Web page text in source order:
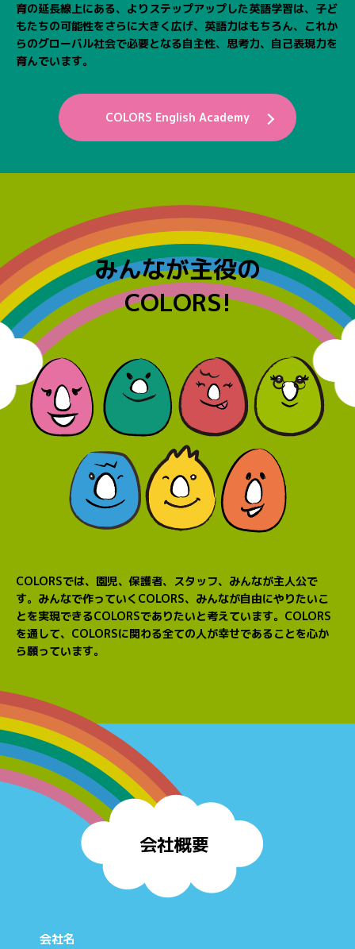
育の延長線上にある、よりステップアップした英語学習は、 子ど
もたちの可能性をさらに大きく広げ、英語力はもちろん、 これか
らのグローバル社会で必要となる自主性、思考力、自己表現力を
育んでいます。
COLORS English Academy
みんなが主役の
COLORS!
COLORSでは、園児、保護者、スタッフ、みんなが主人公で
す。 みんなで作っていくCOLORS、みんなが自由にやりたいこ
とを実現できるCOLORSでありたいと考えています。 COLORS
を通して、COLORSに関わる全ての人が幸せであることを心か
ら願っています。
会社概要
会社名